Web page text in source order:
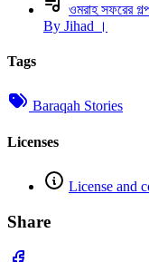
ওমরাহ সফরের
By Jihad ।
Tags
Baraqah Stories
Licenses
License and
Share